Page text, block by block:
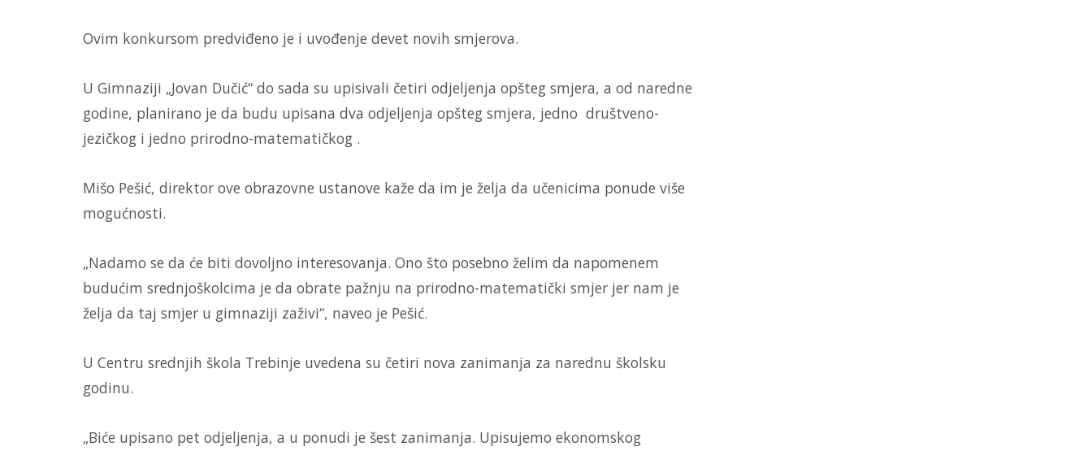
Ovim konkursom predviđeno je i uvođenje devet novih smjerova.
U Gimnaziji „Jovan Dučić“ do sada su upisivali četiri odjeljenja opšteg smjera, a od naredne
godine, planirano je da budu upisana dva odjeljenja opšteg smjera, jedno društveno-
jezičkog i jedno prirodno-matematičkog .
Mišo Pešić, direktor ove obrazovne ustanove kaže da im je želja da učenicima ponude više
mogućnosti.
„Nadamo se da će biti dovoljno interesovanja. Ono što posebno želim da napomenem
budućim srednjoškolcima je da obrate pažnju na prirodno-matematički smjer jer nam je
želja da taj smjer u gimnaziji zaživi“, naveo je Pešić.
U Centru srednjih škola Trebinje uvedena su četiri nova zanimanja za narednu školsku
godinu.
„Biće upisano pet odjeljenja, a u ponudi je šest zanimanja. Upisujemo ekonomskog